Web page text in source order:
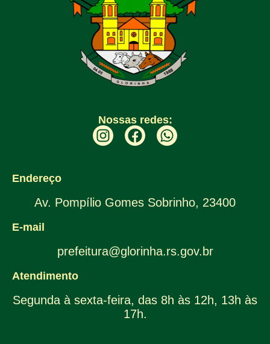
Nossas redes:
Endereço
Av. Pompílio Gomes Sobrinho, 23400
E-mail
prefeitura@glorinha.rs.gov.br
Atendimento
Segunda à sexta-feira, das 8h às 12h, 13h às
17h.